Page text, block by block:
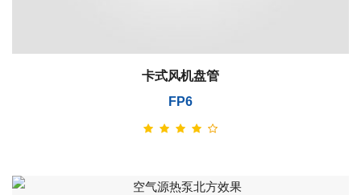
卡式风机盘管
FP6